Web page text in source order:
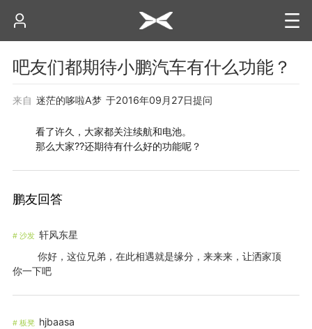
吧友们都期待小鹏汽车有什么功能？
来自 迷茫的哆啦A梦 于2016年09月27日提问
看了许久，大家都关注续航和电池。
那么大家??还期待有什么好的功能呢？
鹏友回答
# 沙发 轩风东星
你好，这位兄弟，在此相遇就是缘分，来来来，让洒家顶
你一下吧
# 板凳 hjbaasa